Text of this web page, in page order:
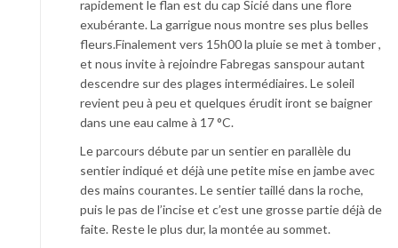
rapidement le flan est du cap Sicié dans une flore
exubérante. La garrigue nous montre ses plus belles
fleurs.Finalement vers 15h00 la pluie se met à tomber ,
et nous invite à rejoindre Fabregas sanspour autant
descendre sur des plages intermédiaires. Le soleil
revient peu à peu et quelques érudit iront se baigner
dans une eau calme à 17 °C.
Le parcours débute par un sentier en parallèle du
sentier indiqué et déjà une petite mise en jambe avec
des mains courantes. Le sentier taillé dans la roche,
puis le pas de l’incise et c’est une grosse partie déjà de
faite. Reste le plus dur, la montée au sommet.